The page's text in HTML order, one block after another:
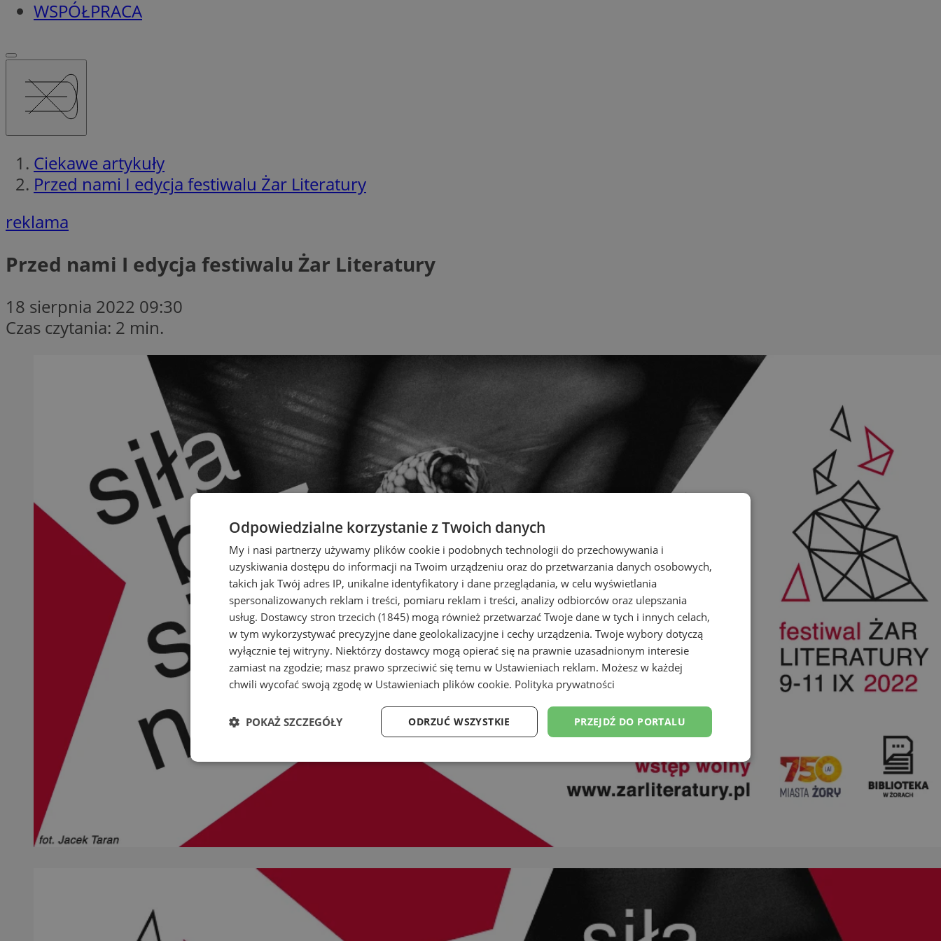
WSPÓŁPRACA
Ciekawe artykuły
Przed nami I edycja festiwalu Żar Literatury
reklama
Przed nami I edycja festiwalu Żar Literatury
18 sierpnia 2022 09:30
Czas czytania: 2 min.
Odpowiedzialne korzystanie z Twoich danych
My i nasi partnerzy używamy plików cookie i podobnych technologii do przechowywania i
uzyskiwania dostępu do informacji na Twoim urządzeniu oraz do przetwarzania danych osobowych,
takich jak Twój adres IP, unikalne identyfikatory i dane przeglądania, w celu wyświetlania
spersonalizowanych reklam i treści, pomiaru reklam i treści, analizy odbiorców oraz ulepszania
usług. Dostawcy stron trzecich (1845) mogą również przetwarzać Twoje dane w tych i innych celach,
w tym wykorzystywać precyzyjne dane geolokalizacyjne i cechy urządzenia. Twoje wybory dotyczą
wyłącznie tej witryny. Niektórzy dostawcy mogą opierać się na prawnie uzasadnionym interesie
zamiast na zgodzie; masz prawo sprzeciwić się temu w Ustawieniach reklam. Możesz w każdej
chwili wycofać swoją zgodę w Ustawieniach plików cookie. Polityka prywatności
PRZEJDŹ DO PORTALU
ODRZUĆ WSZYSTKIE
POKAŻ SZCZEGÓŁY
Niezbędne Wydajność Targetowanie Funkcjonalność Niesklasyfikowane
Niezbędne pliki cookie umożliwiają korzystanie z podstawowych funkcji strony internetowej, takich jak logowanie użytkownika i
zarządzanie kontem. Bez niezbędnych plików cookie nie można prawidłowo korzystać ze strony internetowej.
przechowywania
Opis